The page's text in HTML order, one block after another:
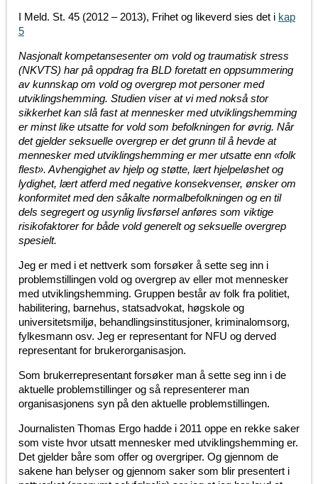
I Meld. St. 45 (2012 – 2013), Frihet og likeverd sies det i kap
5
Nasjonalt kompetansesenter om vold og traumatisk stress
(NKVTS) har på oppdrag fra BLD foretatt en oppsummering
av kunnskap om vold og overgrep mot personer med
utviklingshemming. Studien viser at vi med nokså stor
sikkerhet kan slå fast at mennesker med utviklingshemming
er minst like utsatte for vold som befolkningen for øvrig. Når
det gjelder seksuelle overgrep er det grunn til å hevde at
mennesker med utviklingshemming er mer utsatte enn «folk
flest». Avhengighet av hjelp og støtte, lært hjelpeløshet og
lydighet, lært atferd med negative konsekvenser, ønsker om
konformitet med den såkalte normalbefolkningen og en til
dels segregert og usynlig livsførsel anføres som viktige
risikofaktorer for både vold generelt og seksuelle overgrep
spesielt.
Jeg er med i et nettverk som forsøker å sette seg inn i
problemstillingen vold og overgrep av eller mot mennesker
med utviklingshemming. Gruppen består av folk fra politiet,
habilitering, barnehus, statsadvokat, høgskole og
universitetsmiljø, behandlingsinstitusjoner, kriminalomsorg,
fylkesmann osv. Jeg er representant for NFU og derved
representant for brukerorganisasjon.
Som brukerrepresentant forsøker man å sette seg inn i de
aktuelle problemstillinger og så representerer man
organisasjonens syn på den aktuelle problemstillingen.
Journalisten Thomas Ergo hadde i 2011 oppe en rekke saker
som viste hvor utsatt mennesker med utviklingshemming er.
Det gjelder båre som offer og overgriper. Og gjennom de
sakene han belyser og gjennom saker som blir presentert i